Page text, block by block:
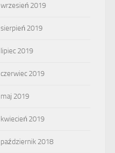
wrzesień 2019
sierpień 2019
lipiec 2019
czerwiec 2019
maj 2019
kwiecień 2019
październik 2018